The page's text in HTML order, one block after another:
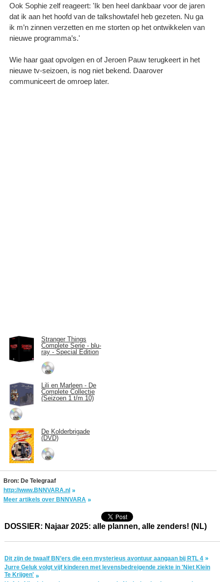
Ook Sophie zelf reageert: 'Ik ben heel dankbaar voor de jaren
dat ik aan het hoofd van de talkshowtafel heb gezeten. Nu ga
ik m’n zinnen verzetten en me storten op het ontwikkelen van
nieuwe programma’s.'
Wie haar gaat opvolgen en of Jeroen Pauw terugkeert in het
nieuwe tv-seizoen, is nog niet bekend. Daarover
communiceert de omroep later.
Stranger Things
Complete Serie - blu-
ray - Special Edition
Lili en Marleen - De
Complete Collectie
(Seizoen 1 t/m 10)
De Kolderbrigade
(DVD)
Bron: De Telegraaf
http://www.BNNVARA.nl
Meer artikels over BNNVARA
DOSSIER: Najaar 2025: alle plannen, alle zenders! (NL)
Dit zijn de twaalf BN’ers die een mysterieus avontuur aangaan bij RTL 4
Jurre Geluk volgt vijf kinderen met levensbedreigende ziekte in 'Niet Klein
Te Krijgen'